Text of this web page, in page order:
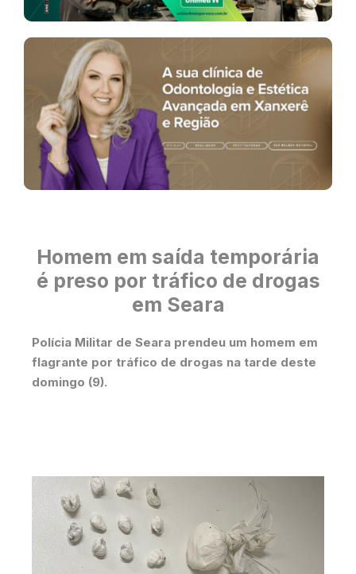
Homem em saída temporária
é preso por tráfico de drogas
em Seara
Polícia Militar de Seara prendeu um homem em
flagrante por tráfico de drogas na tarde deste
domingo (9).